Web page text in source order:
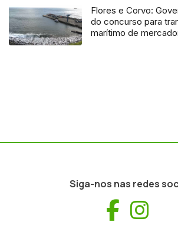
Flores e Corvo:
do concurso para
marítimo de
Siga-nos nas redes